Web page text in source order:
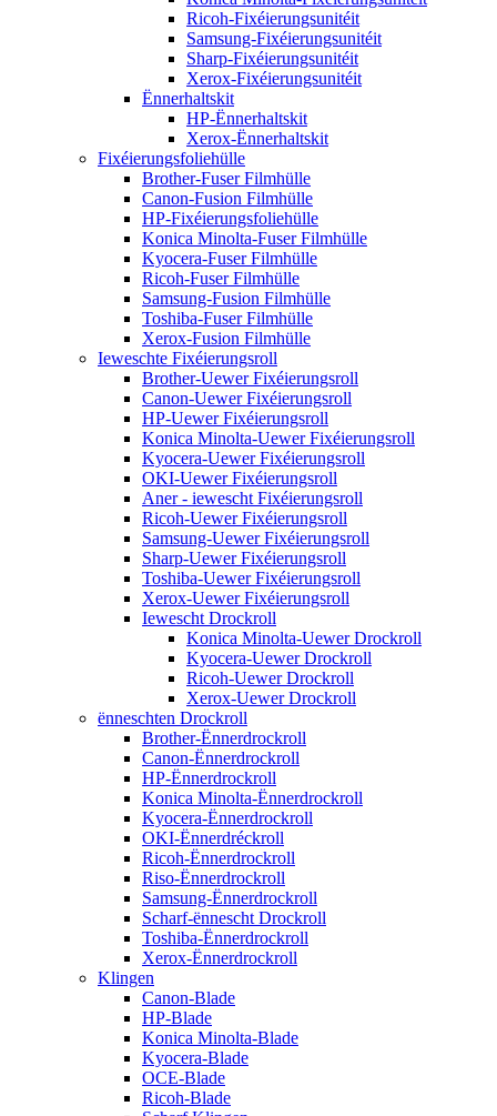
Ricoh-Fixéierungsunitéit
Samsung-Fixéierungsunitéit
Sharp-Fixéierungsunitéit
Xerox-Fixéierungsunitéit
Ënnerhaltskit
HP-Ënnerhaltskit
Xerox-Ënnerhaltskit
Fixéierungsfoliehülle
Brother-Fuser Filmhülle
Canon-Fusion Filmhülle
HP-Fixéierungsfoliehülle
Konica Minolta-Fuser Filmhülle
Kyocera-Fuser Filmhülle
Ricoh-Fuser Filmhülle
Samsung-Fusion Filmhülle
Toshiba-Fuser Filmhülle
Xerox-Fusion Filmhülle
Ieweschte Fixéierungsroll
Brother-Uewer Fixéierungsroll
Canon-Uewer Fixéierungsroll
HP-Uewer Fixéierungsroll
Konica Minolta-Uewer Fixéierungsroll
Kyocera-Uewer Fixéierungsroll
OKI-Uewer Fixéierungsroll
Aner - iewescht Fixéierungsroll
Ricoh-Uewer Fixéierungsroll
Samsung-Uewer Fixéierungsroll
Sharp-Uewer Fixéierungsroll
Toshiba-Uewer Fixéierungsroll
Xerox-Uewer Fixéierungsroll
Iewescht Drockroll
Konica Minolta-Uewer Drockroll
Kyocera-Uewer Drockroll
Ricoh-Uewer Drockroll
Xerox-Uewer Drockroll
ënneschten Drockroll
Brother-Ënnerdrockroll
Canon-Ënnerdrockroll
HP-Ënnerdrockroll
Konica Minolta-Ënnerdrockroll
Kyocera-Ënnerdrockroll
OKI-Ënnerdréckroll
Ricoh-Ënnerdrockroll
Riso-Ënnerdrockroll
Samsung-Ënnerdrockroll
Scharf-ënnescht Drockroll
Toshiba-Ënnerdrockroll
Xerox-Ënnerdrockroll
Klingen
Canon-Blade
HP-Blade
Konica Minolta-Blade
Kyocera-Blade
OCE-Blade
Ricoh-Blade